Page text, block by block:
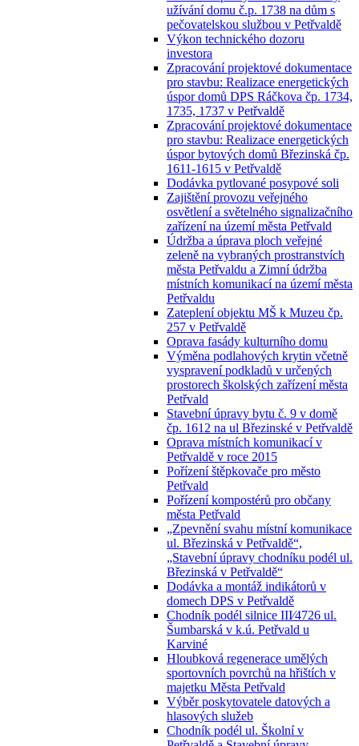
užívání domu č.p. 1738 na dům s
pečovatelskou službou v Petřvaldě
Výkon technického dozoru
investora
Zpracování projektové dokumentace
pro stavbu: Realizace energetických
úspor domů DPS Ráčkova čp. 1734,
1735, 1737 v Petřvaldě
Zpracování projektové dokumentace
pro stavbu: Realizace energetických
úspor bytových domů Březinská čp.
1611-1615 v Petřvaldě
Dodávka pytlované posypové soli
Zajištění provozu veřejného
osvětlení a světelného signalizačního
zařízení na území města Petřvald
Údržba a úprava ploch veřejné
zeleně na vybraných prostranstvích
města Petřvaldu a Zimní údržba
místních komunikací na území města
Petřvaldu
Zateplení objektu MŠ k Muzeu čp.
257 v Petřvaldě
Oprava fasády kulturního domu
Výměna podlahových krytin včetně
vyspravení podkladů v určených
prostorech školských zařízení města
Petřvald
Stavební úpravy bytu č. 9 v domě
čp. 1612 na ul Březinské v Petřvaldě
Oprava místních komunikací v
Petřvaldě v roce 2015
Pořízení štěpkovače pro město
Petřvald
Pořízení kompostérů pro občany
města Petřvald
„Zpevnění svahu místní komunikace
ul. Březinská v Petřvaldě“,
„Stavební úpravy chodníku podél ul.
Březinská v Petřvaldě“
Dodávka a montáž indikátorů v
domech DPS v Petřvaldě
Chodník podél silnice III⁄4726 ul.
Šumbarská v k.ú. Petřvald u
Karviné
Hloubková regenerace umělých
sportovních povrchů na hřištích v
majetku Města Petřvald
Výběr poskytovatele datových a
hlasových služeb
Chodník podél ul. Školní v